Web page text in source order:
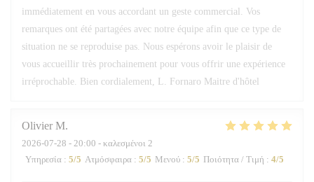
immédiatement en vous accordant un geste commercial. Vos
remarques ont été partagées avec notre équipe afin que ce type de
situation ne se reproduise pas. Nous espérons avoir le plaisir de
vous accueillir très prochainement pour vous offrir une expérience
irréprochable. Bien cordialement, L. Fornaro Maitre d'hôtel
Olivier M
2026-07-28 - 20:00 - καλεσμένοι 2
Υπηρεσία : 5/5 Ατμόσφαιρα : 5/5 Μενού : 5/5 Ποιότητα / Τιμή : 4/5